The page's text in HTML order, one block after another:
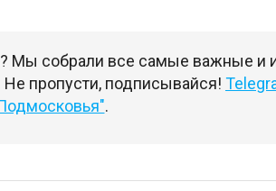
Мы собрали все самые важные и
пропусти, подписывайся!
.